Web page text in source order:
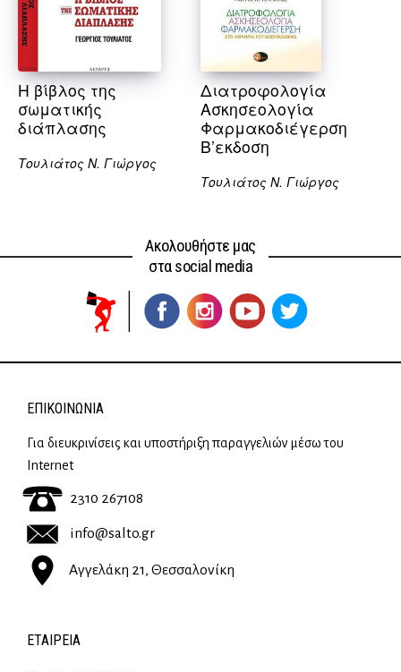
Η βίβλος της
σωματικής
διάπλασης
Τουλιάτος Ν. Γιώργος
Διατροφολογία
Ασκησεολογία
Φαρμακοδιέγερση
Β’εκδοση
Τουλιάτος Ν. Γιώργος
Ακολουθήστε μας
στα social media
ΕΠΙΚΟΙΝΩΝΊΑ
Για διευκρινίσεις και υποστήριξη παραγγελιών μέσω του
Internet
2310 267108
info@salto.gr
Αγγελάκη 21, Θεσσαλονίκη
ΕΤΑΙΡΕΊΑ